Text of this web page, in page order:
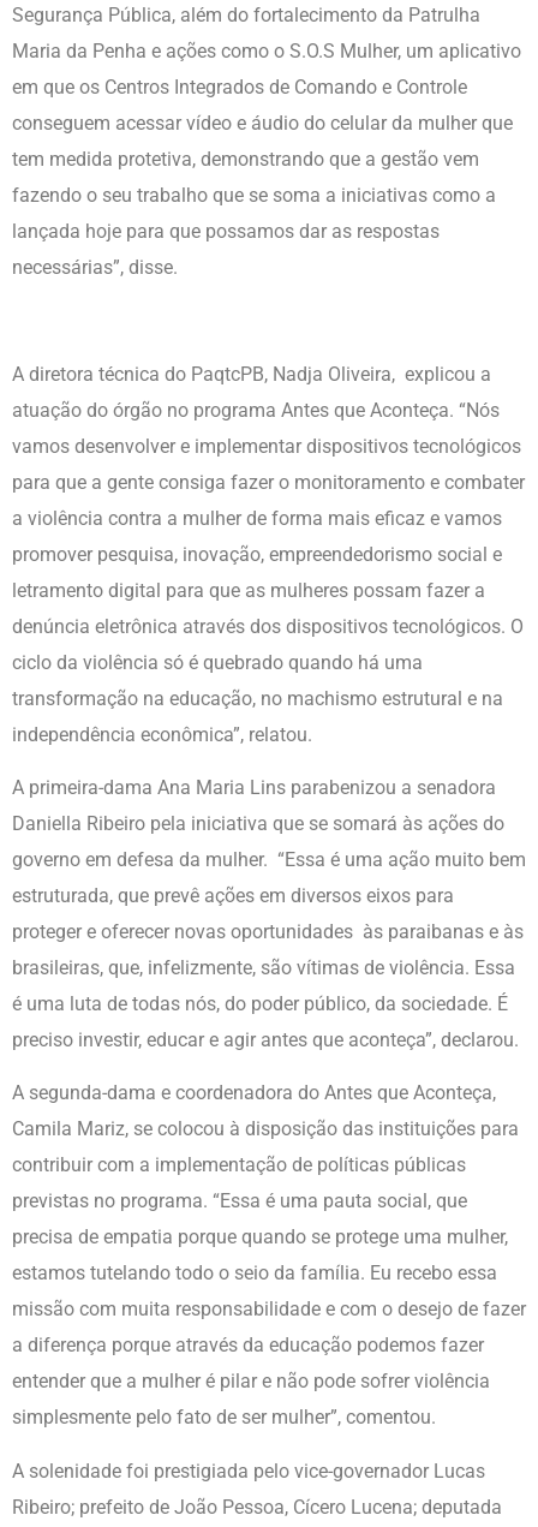
Segurança Pública, além do fortalecimento da Patrulha
Maria da Penha e ações como o S.O.S Mulher, um aplicativo
em que os Centros Integrados de Comando e Controle
conseguem acessar vídeo e áudio do celular da mulher que
tem medida protetiva, demonstrando que a gestão vem
fazendo o seu trabalho que se soma a iniciativas como a
lançada hoje para que possamos dar as respostas
necessárias”, disse.
A diretora técnica do PaqtcPB, Nadja Oliveira, explicou a
atuação do órgão no programa Antes que Aconteça. “Nós
vamos desenvolver e implementar dispositivos tecnológicos
para que a gente consiga fazer o monitoramento e combater
a violência contra a mulher de forma mais eficaz e vamos
promover pesquisa, inovação, empreendedorismo social e
letramento digital para que as mulheres possam fazer a
denúncia eletrônica através dos dispositivos tecnológicos. O
ciclo da violência só é quebrado quando há uma
transformação na educação, no machismo estrutural e na
independência econômica”, relatou.
A primeira-dama Ana Maria Lins parabenizou a senadora
Daniella Ribeiro pela iniciativa que se somará às ações do
governo em defesa da mulher. “Essa é uma ação muito bem
estruturada, que prevê ações em diversos eixos para
proteger e oferecer novas oportunidades às paraibanas e às
brasileiras, que, infelizmente, são vítimas de violência. Essa
é uma luta de todas nós, do poder público, da sociedade. É
preciso investir, educar e agir antes que aconteça”, declarou.
A segunda-dama e coordenadora do Antes que Aconteça,
Camila Mariz, se colocou à disposição das instituições para
contribuir com a implementação de políticas públicas
previstas no programa. “Essa é uma pauta social, que
precisa de empatia porque quando se protege uma mulher,
estamos tutelando todo o seio da família. Eu recebo essa
missão com muita responsabilidade e com o desejo de fazer
a diferença porque através da educação podemos fazer
entender que a mulher é pilar e não pode sofrer violência
simplesmente pelo fato de ser mulher”, comentou.
A solenidade foi prestigiada pelo vice-governador Lucas
Ribeiro; prefeito de João Pessoa, Cícero Lucena; deputada